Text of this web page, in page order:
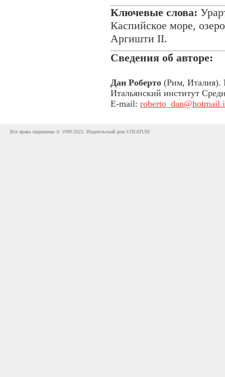
Ключевые слова:
Каспийское море,
Аргишти II.
Сведения об авторе:
Дан Роберто (Рим, Италия).
Итальянский институт
E-mail:
Все права защищены © 1999-2023. Издательский дом STRATUM